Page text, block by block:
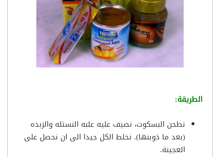
الطريقة:
نطحن البسكوت، نضيف عليه علبه النستله والزبده
(بعد ما ذوبنها). نخلط الكل جيدا الى ان نحصل على
العجينة.